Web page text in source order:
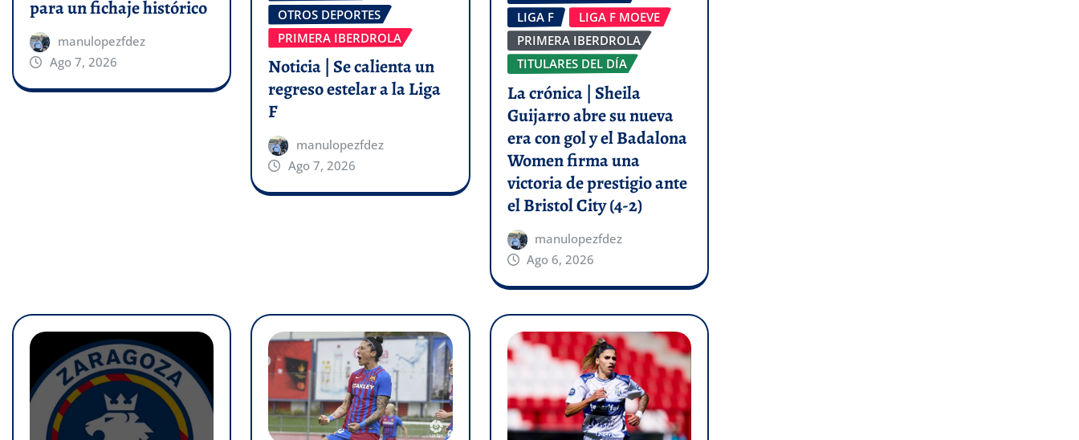
para un fichaje histórico
manulopezfdez
Ago 7, 2026
OTROS DEPORTES
PRIMERA IBERDROLA
Noticia | Se calienta un
regreso estelar a la Liga
F
manulopezfdez
Ago 7, 2026
LIGA F
LIGA F MOEVE
PRIMERA IBERDROLA
TITULARES DEL DÍA
La crónica | Sheila
Guijarro abre su nueva
era con gol y el Badalona
Women firma una
victoria de prestigio ante
el Bristol City (4-2)
manulopezfdez
Ago 6, 2026